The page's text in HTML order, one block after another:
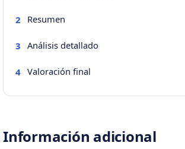
2 Resumen
3 Análisis detallado
4 Valoración final
Información adicional